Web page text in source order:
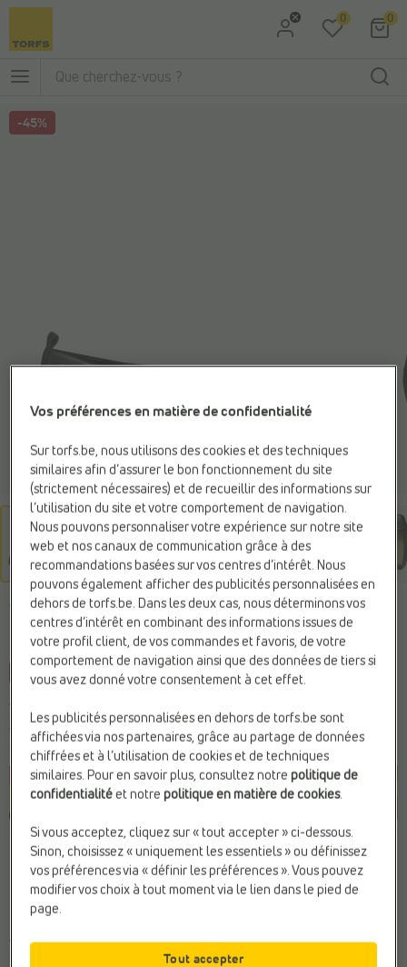
Aller au menu principal
0 0
-45%
GEOX
Ballerines noir
-45% Web Only
54,00 €
120,00 € 66,00 €
Prix le plus bas précédent :
Couleur
Taille
Vos préférences en matière de confidentialité
Sur torfs.be, nous utilisons des cookies et des techniques
similaires afin d’assurer le bon fonctionnement du site
(strictement nécessaires) et de recueillir des informations sur
l’utilisation du site et votre comportement de navigation.
Nous pouvons personnaliser votre expérience sur notre site
web et nos canaux de communication grâce à des
recommandations basées sur vos centres d’intérêt. Nous
pouvons également afficher des publicités personnalisées en
dehors de torfs.be. Dans les deux cas, nous déterminons vos
centres d’intérêt en combinant des informations issues de
votre profil client, de vos commandes et favoris, de votre
comportement de navigation ainsi que des données de tiers si
vous avez donné votre consentement à cet effet.
Les publicités personnalisées en dehors de torfs.be sont
affichées via nos partenaires, grâce au partage de données
chiffrées et à l’utilisation de cookies et de techniques
similaires. Pour en savoir plus, consultez notrepolitique de
confidentialité et notrepolitique en matière de cookies.
Si vous acceptez, cliquez sur « tout accepter » ci-dessous.
Sinon, choisissez « uniquement les essentiels » ou définissez
vos préférences via « définir les préférences ». Vous pouvez
modifier vos choix à tout moment via le lien dans le pied de
page.
Tout accepter